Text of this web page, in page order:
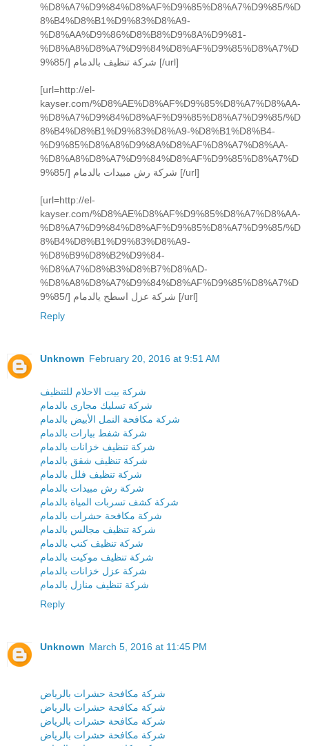
%D8%A7%D9%84%D8%AF%D9%85%D8%A7%D9%85/%D
8%B4%D8%B1%D9%83%D8%A9-
%D8%AA%D9%86%D8%B8%D9%8A%D9%81-
%D8%A8%D8%A7%D9%84%D8%AF%D9%85%D8%A7%D
9%85/] شركة تنظيف بالدمام [/url]
[url=http://el-
kayser.com/%D8%AE%D8%AF%D9%85%D8%A7%D8%AA-
%D8%A7%D9%84%D8%AF%D9%85%D8%A7%D9%85/%D
8%B4%D8%B1%D9%83%D8%A9-%D8%B1%D8%B4-
%D9%85%D8%A8%D9%8A%D8%AF%D8%A7%D8%AA-
%D8%A8%D8%A7%D9%84%D8%AF%D9%85%D8%A7%D
9%85/] شركة رش مبيدات بالدمام [/url]
[url=http://el-
kayser.com/%D8%AE%D8%AF%D9%85%D8%A7%D8%AA-
%D8%A7%D9%84%D8%AF%D9%85%D8%A7%D9%85/%D
8%B4%D8%B1%D9%83%D8%A9-
%D8%B9%D8%B2%D9%84-
%D8%A7%D8%B3%D8%B7%D8%AD-
%D8%A8%D8%A7%D9%84%D8%AF%D9%85%D8%A7%D
9%85/] شركة عزل اسطح يالدمام [/url]
Reply
Unknown February 20, 2016 at 9:51 AM
شركة بيت الاحلام للتنظيف
شركة تسليك مجارى بالدمام
شركة مكافحة النمل الأبيض بالدمام
شركة شفط بيارات بالدمام
شركة تنظيف خزانات بالدمام
شركة تنظيف شقق بالدمام
شركة تنظيف فلل بالدمام
شركة رش مبيدات بالدمام
شركة كشف تسربات المياة بالدمام
شركة مكافحة حشرات بالدمام
شركة تنظيف مجالس بالدمام
شركة تنظيف كنب بالدمام
شركة تنظيف موكيت بالدمام
شركة عزل خزانات بالدمام
شركة تنظيف منازل بالدمام
Reply
Unknown March 5, 2016 at 11:45 PM
شركة مكافحة حشرات بالرياض
شركة مكافحة حشرات بالرياض
شركة مكافحة حشرات بالرياض
شركة مكافحة حشرات بالرياض